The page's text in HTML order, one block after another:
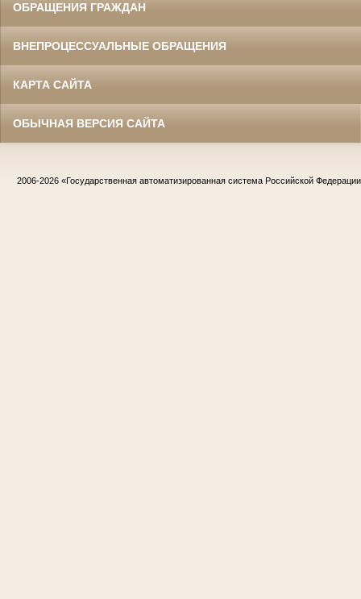
ОБРАЩЕНИЯ ГРАЖДАН
ВНЕПРОЦЕССУАЛЬНЫЕ ОБРАЩЕНИЯ
КАРТА САЙТА
ОБЫЧНАЯ ВЕРСИЯ САЙТА
2006-2026 «Государственная автоматизированная система Российской